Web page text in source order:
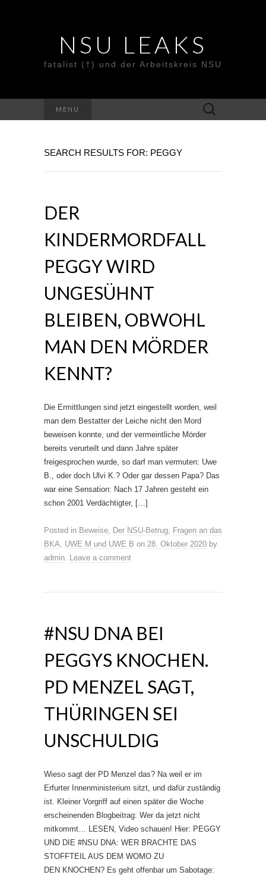
NSU LEAKS
fatalist (†) und der Arbeitskreis NSU
MENU
Suche
nach:
SEARCH RESULTS FOR: PEGGY
DER
KINDERMORDFALL
PEGGY WIRD
UNGESÜHNT
BLEIBEN, OBWOHL
MAN DEN MÖRDER
KENNT?
Die Ermittlungen sind jetzt eingestellt worden, weil
man dem Bestatter der Leiche nicht den Mord
beweisen konnte, und der vermeintliche Mörder
bereits verurteilt und dann Jahre später
freigesprochen wurde, so darf man vermuten: Uwe
B., oder doch Ulvi K.? Oder gar dessen Papa? Das
war eine Sensation: Nach 17 Jahren gesteht ein
schon 2001 Verdächtigter, […]
Posted in Beweise, Der NSU-Betrug, Fragen an das
BKA, UWE M und UWE B on 28. Oktober 2020 by
admin. Leave a comment
#NSU DNA BEI
PEGGYS KNOCHEN.
PD MENZEL SAGT,
THÜRINGEN SEI
UNSCHULDIG
Wieso sagt der PD Menzel das? Na weil er im
Erfurter Innenministerium sitzt, und dafür zuständig
ist. Kleiner Vorgriff auf einen später die Woche
erscheinenden Blogbeitrag: Wer da jetzt nicht
mitkommt… LESEN, Video schauen! Hier: PEGGY
UND DIE #NSU DNA: WER BRACHTE DAS
STOFFTEIL AUS DEM WOMO ZU
DEN KNOCHEN? Es geht offenbar um Sabotage: